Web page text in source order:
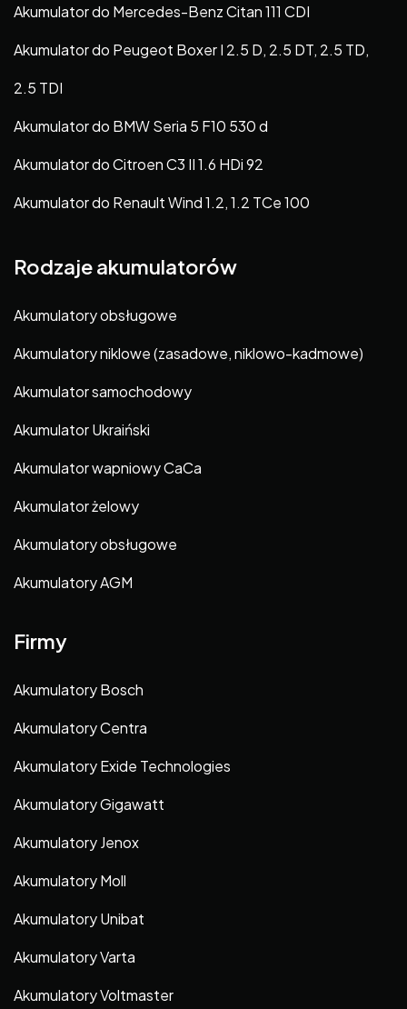
Akumulator do Mercedes-Benz Citan 111 CDI
Akumulator do Peugeot Boxer I 2.5 D, 2.5 DT, 2.5 TD,
2.5 TDI
Akumulator do BMW Seria 5 F10 530 d
Akumulator do Citroen C3 II 1.6 HDi 92
Akumulator do Renault Wind 1.2, 1.2 TCe 100
Rodzaje akumulatorów
Akumulatory obsługowe
Akumulatory niklowe (zasadowe, niklowo-kadmowe)
Akumulator samochodowy
Akumulator Ukraiński
Akumulator wapniowy CaCa
Akumulator żelowy
Akumulatory obsługowe
Akumulatory AGM
Firmy
Akumulatory Bosch
Akumulatory Centra
Akumulatory Exide Technologies
Akumulatory Gigawatt
Akumulatory Jenox
Akumulatory Moll
Akumulatory Unibat
Akumulatory Varta
Akumulatory Voltmaster